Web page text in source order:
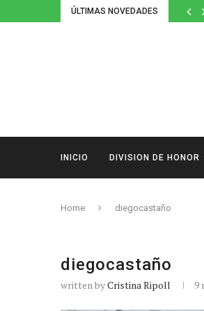
ÚLTIMAS NOVEDADES
INICIO DIVISION DE HONOR
Home diegocastaño
diegocastaño
written byCristina Ripoll 9